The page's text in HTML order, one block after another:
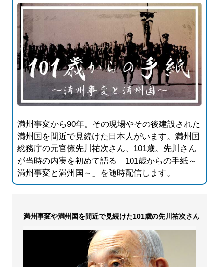
満州事変から90年。その現場やその後建設された
満州国を間近で見続けた日本人がいます。満州国
総務庁の元官僚先川祐次さん、101歳。先川さん
が当時の内実を初めて語る「101歳からの手紙～
満州事変と満州国～」を随時配信します。
満州事変や満州国を間近で見続けた101歳の先川祐次さん